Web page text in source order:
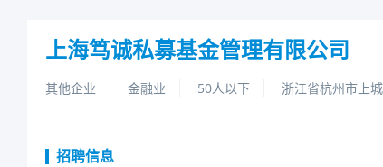
上海笃诚私募基金管理有限公司
其他企业 金融业 50人以下 浙江省杭州市上
招聘信息